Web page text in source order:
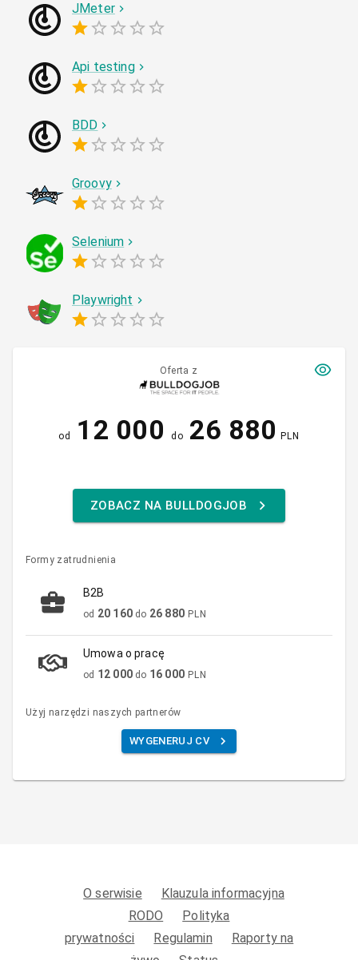
JMeter
Api testing
BDD
Groovy
Selenium
Playwright
Oferta z
od 12 000 do 26 880 PLN
ZOBACZ NA BULLDOGJOB
Formy zatrudnienia
B2B
od 20 160 do 26 880 PLN
Umowa o pracę
od 12 000 do 16 000 PLN
Użyj narzędzi naszych partnerów
WYGENERUJ CV
O serwisie
Klauzula informacyjna
RODO
Polityka
prywatności
Regulamin
Raporty na